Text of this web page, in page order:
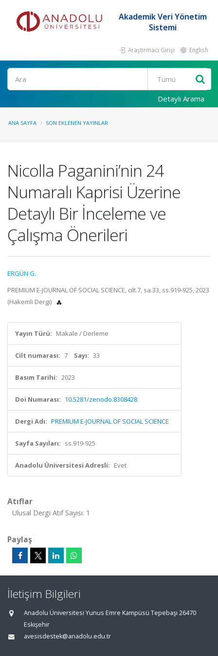
Akademik Veri Yönetim
Sistemi
Araştırmacı Girişi English
Ara
Detaylı Arama
ANA SAYFA SON EKLENEN YAYINLAR
Nicolla Paganini’nin 24
Numaralı Kaprisi Üzerine
Detaylı Bir İnceleme ve
Çalışma Önerileri
ERGÜN G.
PREMIUM E-JOURNAL OF SOCIAL SCIENCE, cilt.7, sa.33, ss.919-925, 2023
(Hakemli Dergi)
Yayın Türü: Makale / Derleme
Cilt numarası: 7 Sayı: 33
Basım Tarihi: 2023
Doi Numarası: 10.5281/zenodo.8308428
Dergi Adı: PREMIUM E-JOURNAL OF SOCIAL SCIENCE
Sayfa Sayıları: ss.919-925
Anadolu Üniversitesi Adresli: Evet
Atıflar
Ulusal Dergi Atıf Sayısı: 1
Paylaş
İletişim Bilgileri
Anadolu Üniversitesi Yunus Emre Kampüsü Tepebaşı 26470
Eskişehir
avesisdestek@anadolu.edu.tr